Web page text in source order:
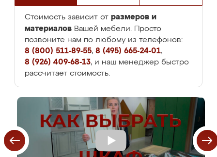
Стоимость зависит от размеров и
материалов Вашей мебели. Просто
позвоните нам по любому из телефонов:
8 (800) 511-89-55, 8 (495) 665-24-01,
8 (926) 409-68-13, и наш менеджер быстро
рассчитает стоимость.